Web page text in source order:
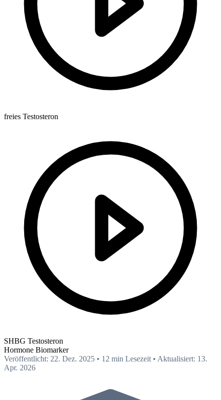
freies Testosteron
SHBG Testosteron
Hormone Biomarker
Veröffentlicht: 22. Dez. 2025 • 12 min Lesezeit • Aktualisiert: 13.
Apr. 2026